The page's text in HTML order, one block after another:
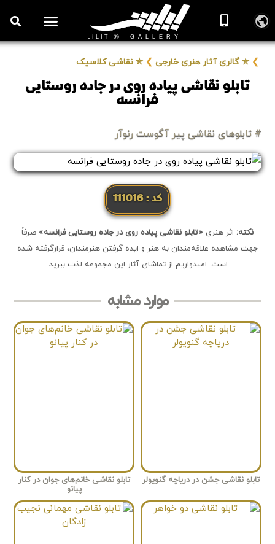
❯ ✮ گالری آثار هنری خارجی ❯ ✮ نقاشی کلاسیک
تابلو نقاشی پیاده روی در جاده روستایی
فرانسه
# تابلوهای نقاشی پیر آگوست رنوآر
کد: 111016
نکته: اثر هنری «تابلو نقاشی پیاده روی در جاده روستایی فرانسه» صرفاً
جهت مشاهده علاقه‌مندان به هنر و ایده گرفتن هنرمندان، قرارگرفته شده
است. امیدواریم از تماشای آثار این مجموعه لذت ببرید.
موارد مشابه
تابلو نقاشی جشن در دریاچه گنویولر
تابلو نقاشی خانم‌های جوان در کنار
پیانو